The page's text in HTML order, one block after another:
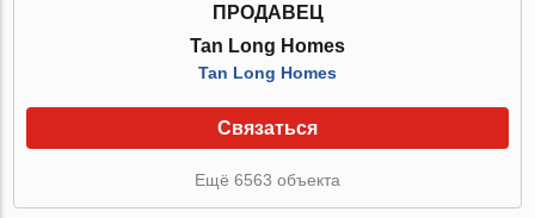
ПРОДАВЕЦ
Tan Long Homes
Tan Long Homes
Связаться
Ещё 6563 объекта